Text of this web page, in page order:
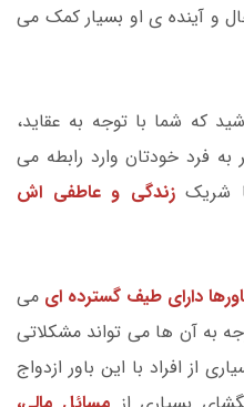
و آینده ی او بسیار کمک می
که شما با توجه به عقاید،
فرد خودتان وارد رابطه می
شریک زندگی و عاطفی اش
دارای طیف گسترده ای می
به آن ها می تواند مشکلاتی
از افراد با این باور ازدواج